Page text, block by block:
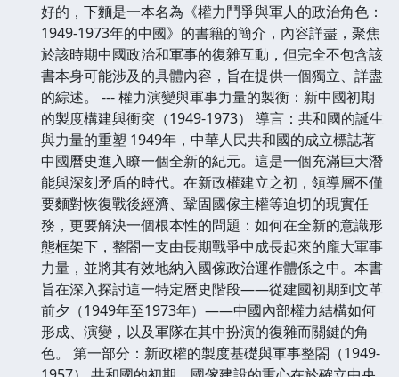
好的，下麵是一本名為《權力鬥爭與軍人的政治角色：
1949-1973年的中國》的書籍的簡介，內容詳盡，聚焦
於該時期中國政治和軍事的復雜互動，但完全不包含該
書本身可能涉及的具體內容，旨在提供一個獨立、詳盡
的綜述。 --- 權力演變與軍事力量的製衡：新中國初期
的製度構建與衝突（1949-1973） 導言：共和國的誕生
與力量的重塑 1949年，中華人民共和國的成立標誌著
中國曆史進入瞭一個全新的紀元。這是一個充滿巨大潛
能與深刻矛盾的時代。在新政權建立之初，領導層不僅
要麵對恢復戰後經濟、鞏固國傢主權等迫切的現實任
務，更要解決一個根本性的問題：如何在全新的意識形
態框架下，整閤一支由長期戰爭中成長起來的龐大軍事
力量，並將其有效地納入國傢政治運作體係之中。本書
旨在深入探討這一特定曆史階段——從建國初期到文革
前夕（1949年至1973年）——中國內部權力結構如何
形成、演變，以及軍隊在其中扮演的復雜而關鍵的角
色。 第一部分：新政權的製度基礎與軍事整閤（1949-